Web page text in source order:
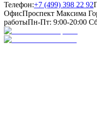
Телефон:+7 (499) 398 22 92
ОфисПроспект Максима
работыПн-Пт: 9:00-20:00